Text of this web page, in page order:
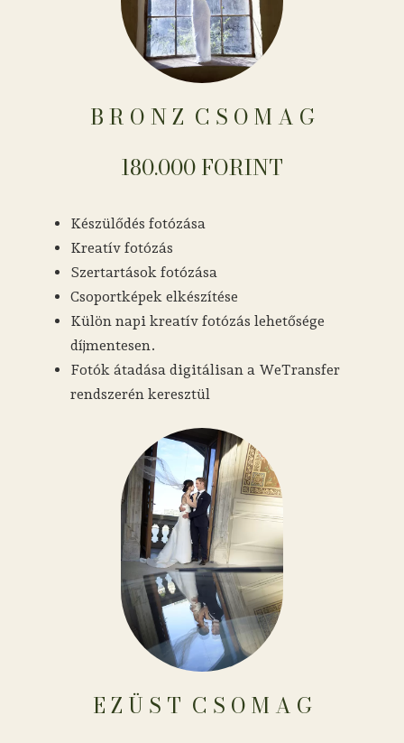
B R O N Z ​​​​​​​​​​​​​​​​​​ C S O M A G
180.000 FORINT
Készülődés fotózása
Kreatív fotózás
Szertartások fotózása
Csoportképek elkészítése
Külön napi kreatív fotózás lehetősége
díjmentesen.
Fotók átadása digitálisan a WeTransfer
rendszerén keresztül
E Z Ü S T ​​​​​​​​​​​​​​​​​​ C S O M A G